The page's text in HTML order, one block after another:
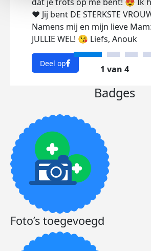
❤️ Jij bent DE STERKSTE
Namens mij en mijn lieve
JULLIE WEL! 😘 Liefs, Anouk
Deel op
1 van 4
Badges
Foto’s toegevoegd